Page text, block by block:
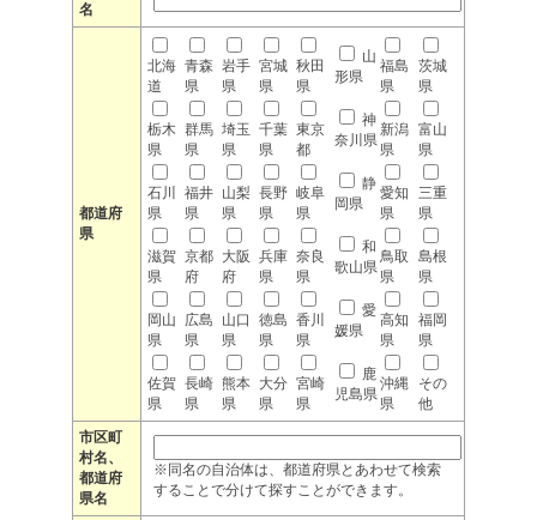
名
都道府
県
北海
道
青森
県
岩手
県
宮城
県
秋田
県
山
形県
福島
県
茨城
県
栃木
県
群馬
県
埼玉
県
千葉
県
東京
都
神
奈川県
新潟
県
富山
県
石川
県
福井
県
山梨
県
長野
県
岐阜
県
静
岡県
愛知
県
三重
県
滋賀
県
京都
府
大阪
府
兵庫
県
奈良
県
和
歌山県
鳥取
県
島根
県
岡山
県
広島
県
山口
県
徳島
県
香川
県
愛
媛県
高知
県
福岡
県
佐賀
県
長崎
県
熊本
県
大分
県
宮崎
県
鹿
児島県
沖縄
県
その
他
市区町
村名、
都道府
県名
※同名の自治体は、都道府県とあわせて検索
することで分けて探すことができます。